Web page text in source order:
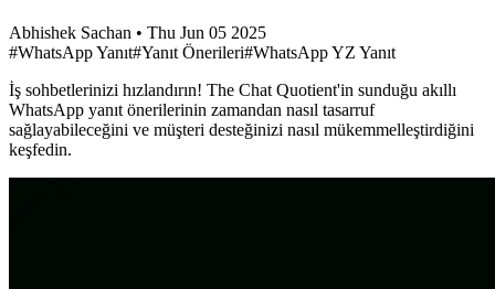
Abhishek Sachan • Thu Jun 05 2025
#WhatsApp Yanıt#Yanıt Önerileri#WhatsApp YZ Yanıt
İş sohbetlerinizi hızlandırın! The Chat Quotient'in sunduğu akıllı
WhatsApp yanıt önerilerinin zamandan nasıl tasarruf
sağlayabileceğini ve müşteri desteğinizi nasıl mükemmelleştirdiğini
keşfedin.